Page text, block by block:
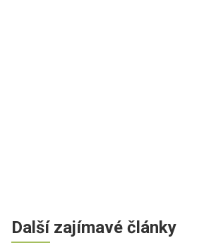
Další zajímavé články